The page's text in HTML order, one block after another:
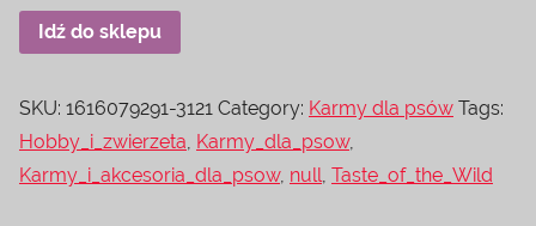
Idź do sklepu
SKU: 1616079291-3121 Category: Karmy dla psów Tags:
Hobby_i_zwierzeta, Karmy_dla_psow,
Karmy_i_akcesoria_dla_psow, null, Taste_of_the_Wild